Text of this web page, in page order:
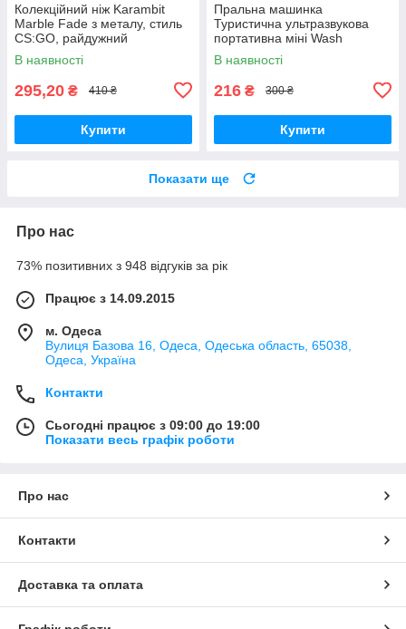
Колекційний ніж Karambit
Marble Fade з металу, стиль
CS:GO, райдужний
В наявності
295,20 ₴ 410 ₴
Купити
Пральна машинка
Туристична ультразвукова
портативна міні Wash
Ultrasonic USB і повербанка
В наявності
216 ₴ 300 ₴
Купити
Показати ще
Про нас
73% позитивних з 948 відгуків за рік
Працює з 14.09.2015
м. Одеса
Вулиця Базова 16, Одеса, Одеська область, 65038,
Одеса, Україна
Контакти
Сьогодні працює з 09:00 до 19:00
Показати весь графік роботи
Про нас
Контакти
Доставка та оплата